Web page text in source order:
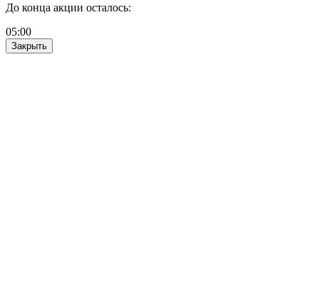
До конца акции осталось:
05:00
Закрыть